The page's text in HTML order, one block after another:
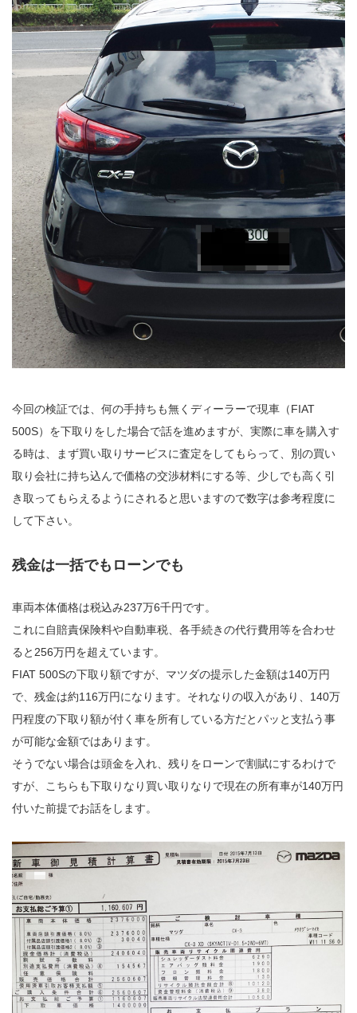
今回の検証では、何の手持ちも無くディーラーで現車（FIAT
500S）を下取りをした場合で話を進めますが、実際に車を購入す
る時は、まず買い取りサービスに査定をしてもらって、別の買い
取り会社に持ち込んで価格の交渉材料にする等、少しでも高く引
き取ってもらえるようにされると思いますので数字は参考程度に
して下さい。
残金は一括でもローンでも
車両本体価格は税込み237万6千円です。
これに自賠責保険料や自動車税、各手続きの代行費用等を合わせ
ると256万円を超えています。
FIAT 500Sの下取り額ですが、マツダの提示した金額は140万円
で、残金は約116万円になります。それなりの収入があり、140万
円程度の下取り額が付く車を所有している方だとパッと支払う事
が可能な金額ではあります。
そうでない場合は頭金を入れ、残りをローンで割賦にするわけで
すが、こちらも下取りなり買い取りなりで現在の所有車が140万円
付いた前提でお話をします。